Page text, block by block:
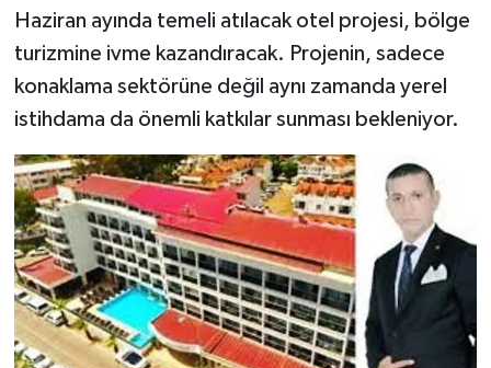
Haziran ayında temeli atılacak otel projesi, bölge
turizmine ivme kazandıracak. Projenin, sadece
konaklama sektörüne değil aynı zamanda yerel
istihdama da önemli katkılar sunması bekleniyor.